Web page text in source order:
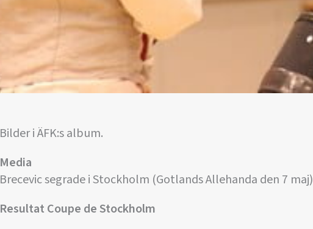
Bilder i ÄFK:s album.
Media
Brecevic segrade i Stockholm (Gotlands Allehanda den 7 maj)
Resultat Coupe de Stockholm